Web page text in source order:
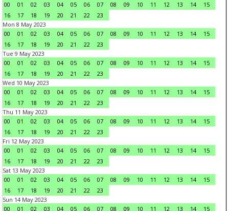
00
01 02 03 04 05 06 07 08 09 10 11 12 13 14
15
16
17 18 19 20 21 22
23
Mon 8 May 2023
00
01 02 03 04 05 06 07 08 09 10 11 12 13 14
15
16
17 18 19 20 21 22
23
Tue 9 May 2023
00
01 02 03 04 05 06 07 08 09 10 11 12 13 14
15
16
17 18 19 20 21 22
23
Wed 10 May 2023
00
01 02 03 04 05 06 07 08 09 10 11 12 13 14
15
16
17 18 19 20 21 22
23
Thu 11 May 2023
00
01 02 03 04 05 06 07 08 09 10 11 12 13 14
15
16
17 18 19 20 21 22
23
Fri 12 May 2023
00
01 02 03 04 05 06 07 08 09 10 11 12 13 14
15
16
17 18 19 20 21 22
23
Sat 13 May 2023
00
01 02 03 04 05 06 07 08 09 10 11 12 13 14
15
16
17 18 19 20 21 22
23
Sun 14 May 2023
00
01 02 03 04 05 06 07 08 09 10 11 12 13 14 15